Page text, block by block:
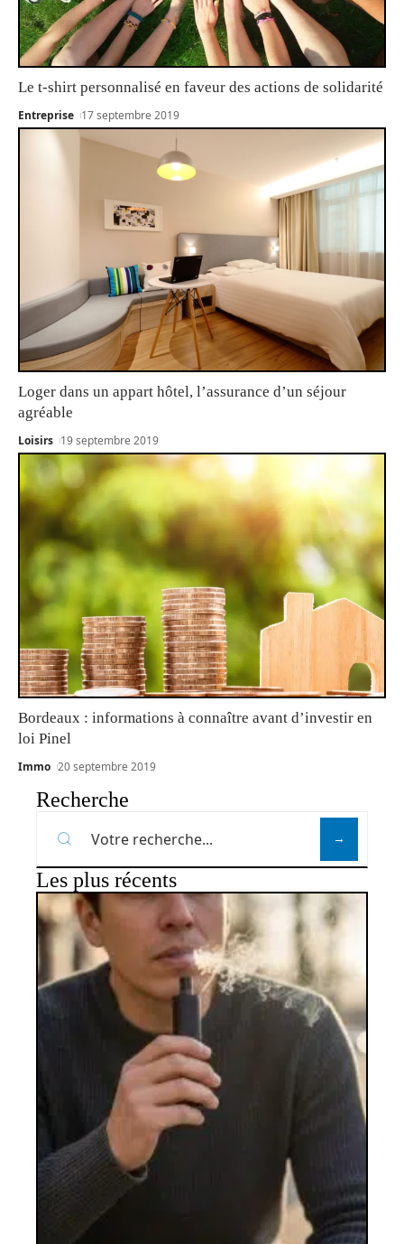
Le t-shirt personnalisé en faveur des actions de solidarité
Entreprise 17 septembre 2019
Loger dans un appart hôtel, l’assurance d’un séjour
agréable
Loisirs 19 septembre 2019
Bordeaux : informations à connaître avant d’investir en
loi Pinel
Immo 20 septembre 2019
Recherche
Les plus récents